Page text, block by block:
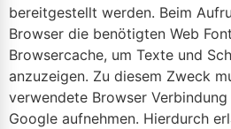
bereitgestellt werden. Beim
Browser die benötigten Web
Browsercache, um Texte und
anzuzeigen. Zu diesem Zweck
verwendete Browser
Google aufnehmen. Hierdurch